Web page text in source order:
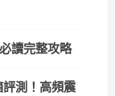
讀完整攻略
測！高頻震